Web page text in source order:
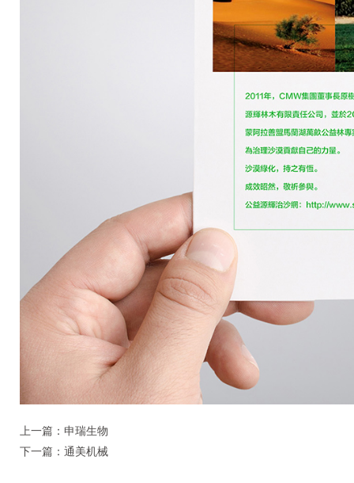
上一篇：申瑞生物
下一篇：通美机械